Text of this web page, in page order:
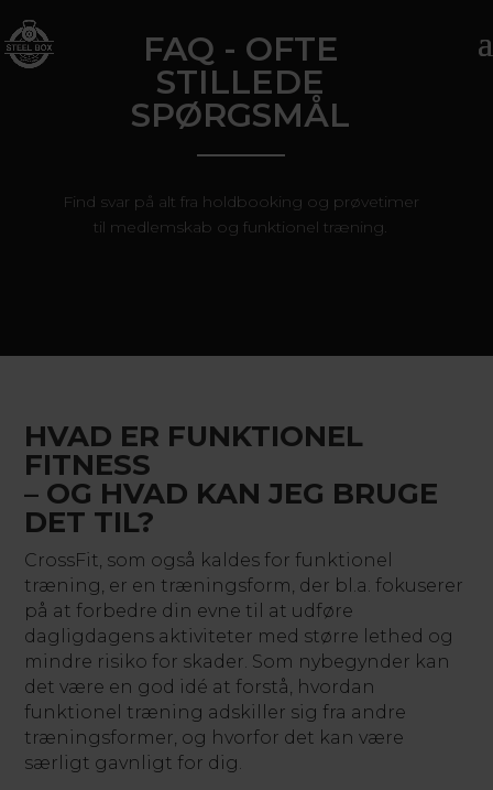
FAQ - OFTE
STILLEDE
SPØRGSMÅL
Find svar på alt fra holdbooking og prøvetimer
til medlemskab og funktionel træning.
HVAD ER FUNKTIONEL
FITNESS
– OG HVAD KAN JEG BRUGE
DET TIL?
CrossFit, som også kaldes for funktionel
træning, er en træningsform, der bl.a. fokuserer
på at forbedre din evne til at udføre
dagligdagens aktiviteter med større lethed og
mindre risiko for skader. Som nybegynder kan
det være en god idé at forstå, hvordan
funktionel træning adskiller sig fra andre
træningsformer, og hvorfor det kan være
særligt gavnligt for dig.